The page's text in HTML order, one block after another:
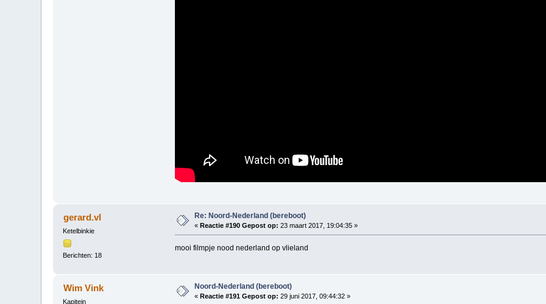
gerard.vl
Ketelbinkie
Berichten: 18
Re: Noord-Nederland (bereboot)
«Reactie #190 Gepost op: 23 maart 2017, 19:04:35 »
mooi filmpje nood nederland op vlieland
Wim Vink
Kapitein
Noord-Nederland (bereboot)
«Reactie #191 Gepost op: 29 juni 2017, 09:44:32 »